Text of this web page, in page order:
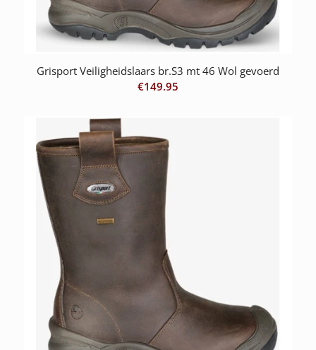
Grisport Veiligheidslaars br.S3 mt 46 Wol gevoerd
€149.95